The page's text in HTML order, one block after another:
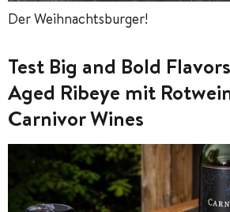
Der Weihnachtsburger!
Test Big and Bold
Aged Ribeye mit
Carnivor Wines